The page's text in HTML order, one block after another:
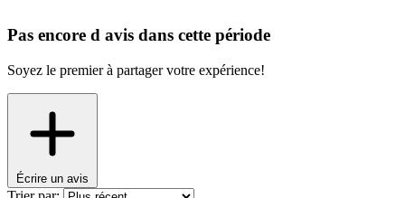
Pas encore d avis dans cette période
Soyez le premier à partager votre expérience!
Écrire un avis